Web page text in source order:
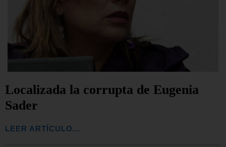
Localizada la corrupta de Eugenia
Sader
LEER ARTÍCULO...